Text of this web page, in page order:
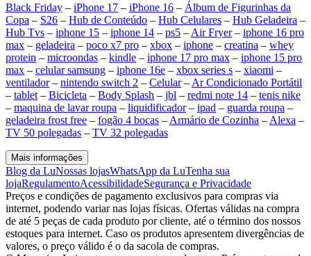
Black Friday – iPhone 17 – iPhone 16 – Álbum de Figurinhas da
Copa – S26 – Hub de Conteúdo – Hub Celulares – Hub Geladeira –
Hub Tvs – iphone 15 – iphone 14 – ps5 – Air Fryer– iphone 16 pro
max – geladeira – poco x7 pro – xbox – iphone – creatina – whey
protein – microondas – kindle – iphone 17 pro max – iphone 15 pro
max – celular samsung – iphone 16e – xbox series s – xiaomi –
ventilador– nintendo switch 2 – Celular– Ar Condicionado Portátil
– tablet – Bicicleta – Body Splash – jbl – redmi note 14 – tenis nike
– maquina de lavar roupa – liquidificador– ipad – guarda roupa –
geladeira frost free – fogão 4 bocas – Armário de Cozinha – Alexa –
TV 50 polegadas – TV 32 polegadas
Mais informações
Blog da LuNossas lojasWhatsApp da LuTenha sua
lojaRegulamentoAcessibilidadeSegurança e Privacidade
Preços e condições de pagamento exclusivos para compras via
internet, podendo variar nas lojas físicas. Ofertas válidas na compra
de até 5 peças de cada produto por cliente, até o término dos nossos
estoques para internet. Caso os produtos apresentem divergências de
valores, o preço válido é o da sacola de compras.